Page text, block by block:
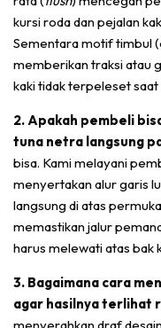
kursi roda dan pejalan
Sementara motif timbul
memberikan traksi atau
kaki tidak terpeleset
2. Apakah pembeli
tuna netra langsung
bisa. Kami melayani
menyertakan alur garis
langsung di atas
memastikan jalur
harus melewati atas bak
3. Bagaimana cara
agar hasilnya terlihat